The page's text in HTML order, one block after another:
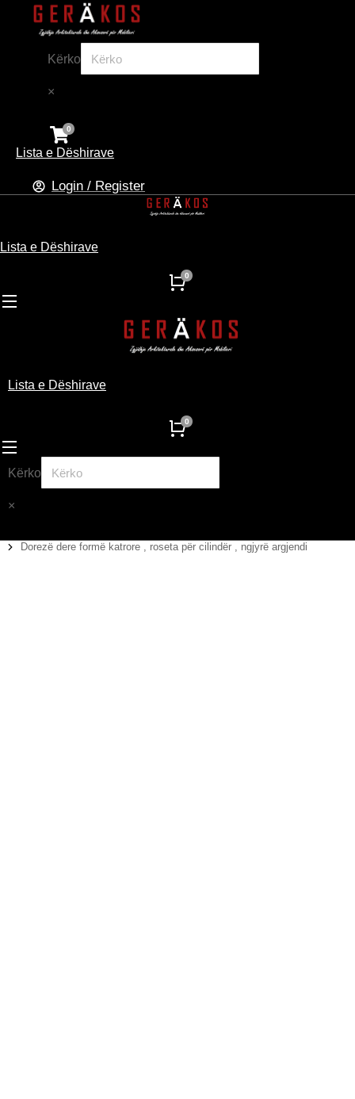
Kërko
×
Lista e Dëshirave
Login / Register
Lista e Dëshirave
Lista e Dëshirave
Kërko
×
You are here:
Dorezë dere formë katrore , roseta për cilindër , ngjyrë argjendi